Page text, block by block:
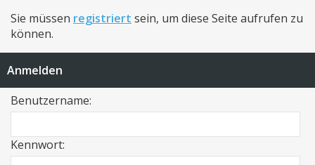
Sie müssen registriert sein, um diese Seite aufrufen zu
können.
Anmelden
Benutzername:
Kennwort: